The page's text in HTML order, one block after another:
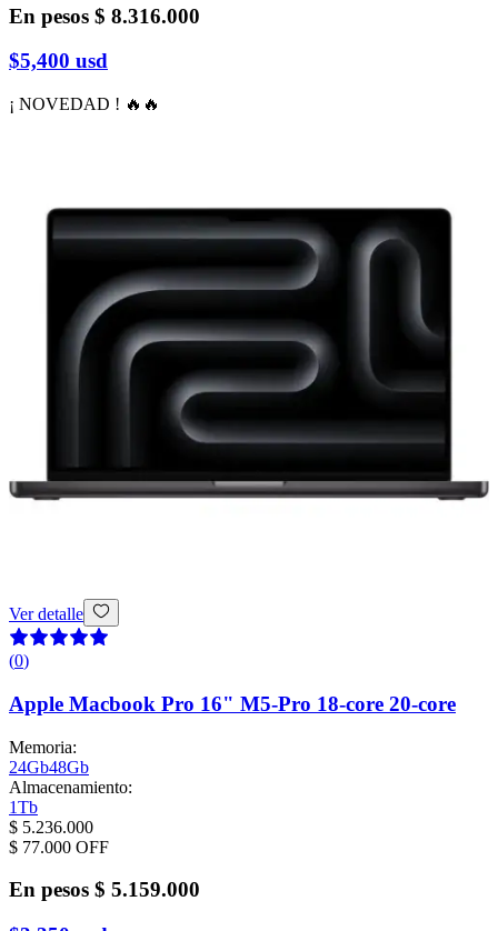
En pesos $ 8.316.000
$5,400 usd
¡ NOVEDAD ! 🔥🔥
Ver detalle
(0)
Apple Macbook Pro 16" M5-Pro 18-core 20-core
Memoria:
24Gb48Gb
Almacenamiento:
1Tb
$ 5.236.000
$ 77.000 OFF
En pesos $ 5.159.000